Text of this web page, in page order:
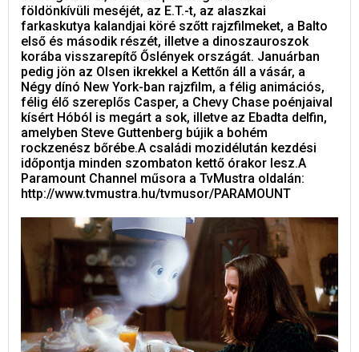
földönkívüli meséjét, az E.T.-t, az alaszkai
farkaskutya kalandjai köré szőtt rajzfilmeket, a Balto
első és második részét, illetve a dinoszauroszok
korába visszarepítő Őslények országát. Januárban
pedig jön az Olsen ikrekkel a Kettőn áll a vásár, a
Négy dínó New York-ban rajzfilm, a félig animációs,
félig élő szereplős Casper, a Chevy Chase poénjaival
kísért Hóból is megárt a sok, illetve az Ebadta delfin,
amelyben Steve Guttenberg bújik a bohém
rockzenész bőrébe.A családi mozidélután kezdési
időpontja minden szombaton kettő órakor lesz.A
Paramount Channel műsora a TvMustra oldalán:
http://www.tvmustra.hu/tvmusor/PARAMOUNT